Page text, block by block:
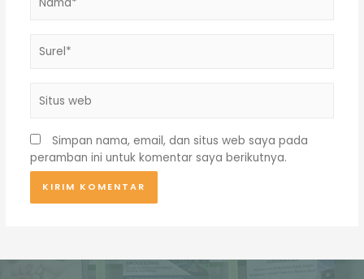
web
Simpan nama, email, dan situs web saya pada
peramban ini untuk komentar saya berikutnya.